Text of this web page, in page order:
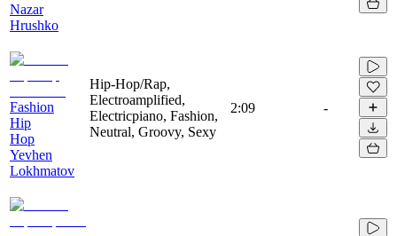
Nazar
Hrushko
Fashion
Hip
Hop
Yevhen
Lokhmatov
Hip-Hop/Rap,
Electroamplified,
Electricpiano, Fashion,
Neutral, Groovy, Sexy
2:09 -